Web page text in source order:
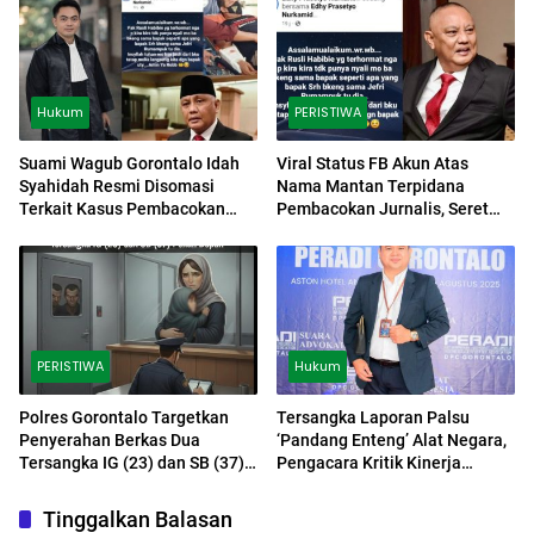
Hukum
Suami Wagub Gorontalo Idah
Syahidah Resmi Disomasi
Terkait Kasus Pembacokan
PERISTIWA
Viral Status FB Akun Atas
Nama Mantan Terpidana
Pembacokan Jurnalis, Seret
Gorontalo
PERISTIWA
Polres Gorontalo Targetkan
Penyerahan Berkas Dua
Tersangka IG (23) dan SB (37)
Hukum
Tersangka Laporan Palsu
‘Pandang Enteng’ Alat Negara,
Pengacara Kritik Kinerja
Tinggalkan Balasan